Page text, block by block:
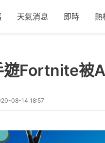
天氣消息 即時 熱
遊Fortnite
08-14 18:57